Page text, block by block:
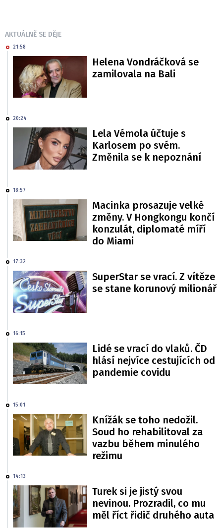
AKTUÁLNĚ SE DĚJE
21:58
Helena Vondráčková se
zamilovala na Bali
20:24
Lela Vémola účtuje s
Karlosem po svém.
Změnila se k nepoznání
18:57
Macinka prosazuje velké
změny. V Hongkongu končí
konzulát, diplomaté míří
do Miami
17:32
SuperStar se vrací. Z vítěze
se stane korunový milionář
16:15
Lidé se vrací do vlaků. ČD
hlásí nejvíce cestujících od
pandemie covidu
15:01
Knížák se toho nedožil.
Soud ho rehabilitoval za
vazbu během minulého
režimu
14:13
Turek si je jistý svou
nevinou. Prozradil, co mu
měl říct řidič druhého auta